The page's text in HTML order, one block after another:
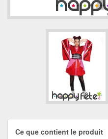
Ce que contient le produit